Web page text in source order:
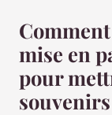
mise en
pour